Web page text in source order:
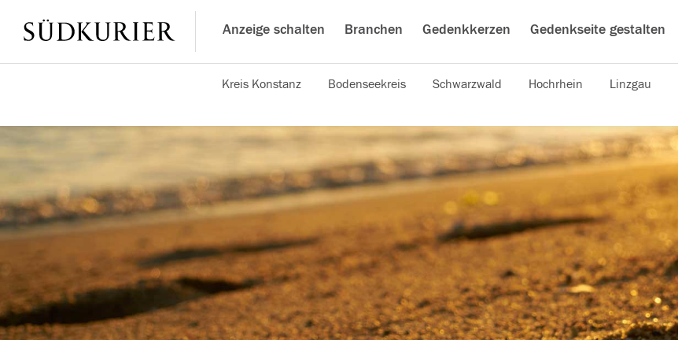
Anzeige schalten Branchen Gedenkkerzen Gedenkseite gestalten
Kreis Konstanz Bodenseekreis Schwarzwald Hochrhein Linzgau